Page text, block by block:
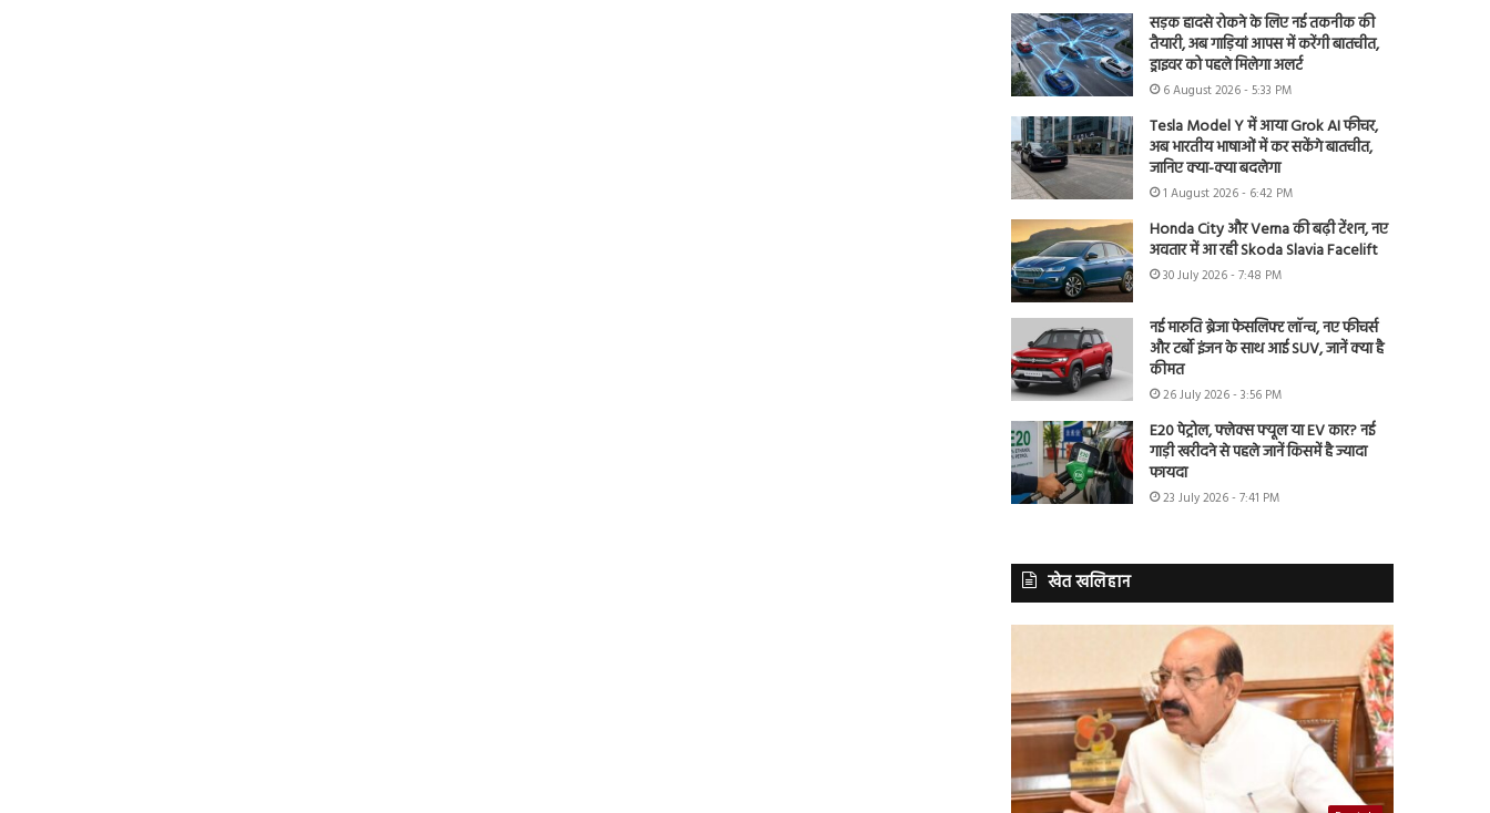
सड़क हादसे रोकने के लिए नई तकनीक की
तैयारी, अब गाड़ियां आपस में करेंगी बातचीत,
ड्राइवर को पहले मिलेगा अलर्ट
6 August 2026 - 5:33 PM
Tesla Model Y में आया Grok AI फीचर,
अब भारतीय भाषाओं में कर सकेंगे बातचीत,
जानिए क्या-क्या बदलेगा
1 August 2026 - 6:42 PM
Honda City और Verna की बढ़ी टेंशन, नए
अवतार में आ रही Skoda Slavia Facelift
30 July 2026 - 7:48 PM
नई मारुति ब्रेजा फेसलिफ्ट लॉन्च, नए फीचर्स
और टर्बो इंजन के साथ आई SUV, जानें क्या है
कीमत
26 July 2026 - 3:56 PM
E20 पेट्रोल, फ्लेक्स फ्यूल या EV कार? नई
गाड़ी खरीदने से पहले जानें किसमें है ज्यादा
फायदा
23 July 2026 - 7:41 PM
खेत खलिहान